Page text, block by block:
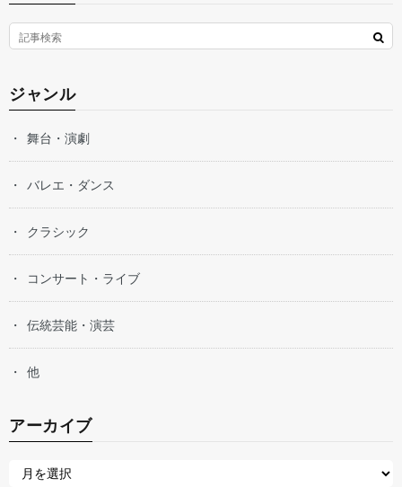
ジャンル
舞台・演劇
バレエ・ダンス
クラシック
コンサート・ライブ
伝統芸能・演芸
他
アーカイブ